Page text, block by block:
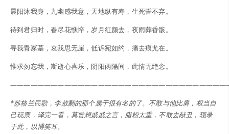
晨阳沐我身，九幽感我意，天地纵有寿，生死誓不弃。
待到君归时，春尽花憔悴，岁月红颜去，夜雨葬香骸。
寻我青冢墓，哀我思无崖，低诉宛如约，痛去痕尤在。
惟求勿忘我，斯逝心喜乐，阴阳两隔间，此情无绝念。
*苏格兰民歌，李敖翻的那个属于很有名的了。不敢与他比肩，权当自
己玩票，译完一看，莫曾想戚戚之言，脂粉太重，不敢去献丑，现录
于此，以博笑耳。